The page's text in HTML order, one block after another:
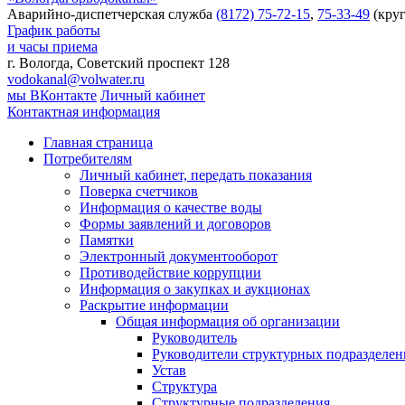
Аварийно-диспетчерская служба (8172) 75-72-15, 75-33-49
График работы
и часы приема
г. Вологда, Советский проспект 128
vodokanal@volwater.ru
мы ВКонтакте Личный кабинет
Контактная информация
Главная страница
Потребителям
Личный кабинет, передать показания
Поверка счетчиков
Информация о качестве воды
Формы заявлений и договоров
Памятки
Электронный документооборот
Противодействие коррупции
Информация о закупках и аукционах
Раскрытие информации
Общая информация об организации
Руководитель
Руководители структурных
Устав
Структура